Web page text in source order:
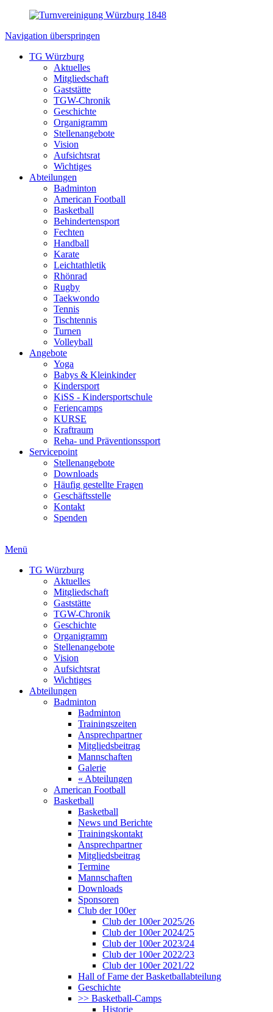
Navigation überspringen
TG Würzburg
Aktuelles
Mitgliedschaft
Gaststätte
TGW-Chronik
Geschichte
Organigramm
Stellenangebote
Vision
Aufsichtsrat
Wichtiges
Abteilungen
Badminton
American Football
Basketball
Behindertensport
Fechten
Handball
Karate
Leichtathletik
Rhönrad
Rugby
Taekwondo
Tennis
Tischtennis
Turnen
Volleyball
Angebote
Yoga
Babys & Kleinkinder
Kindersport
KiSS - Kindersportschule
Feriencamps
KURSE
Kraftraum
Reha- und Präventionssport
Servicepoint
Stellenangebote
Downloads
Häufig gestellte Fragen
Geschäftsstelle
Kontakt
Spenden
Menü
TG Würzburg
Aktuelles
Mitgliedschaft
Gaststätte
TGW-Chronik
Geschichte
Organigramm
Stellenangebote
Vision
Aufsichtsrat
Wichtiges
Abteilungen
Badminton
Badminton
Trainingszeiten
Ansprechpartner
Mitgliedsbeitrag
Mannschaften
Galerie
« Abteilungen
American Football
Basketball
Basketball
News und Berichte
Trainingskontakt
Ansprechpartner
Mitgliedsbeitrag
Termine
Mannschaften
Downloads
Sponsoren
Club der 100er
Club der 100er 2025/26
Club der 100er 2024/25
Club der 100er 2023/24
Club der 100er 2022/23
Club der 100er 2021/22
Hall of Fame der Basketballabteilung
Geschichte
>> Basketball-Camps
Historie